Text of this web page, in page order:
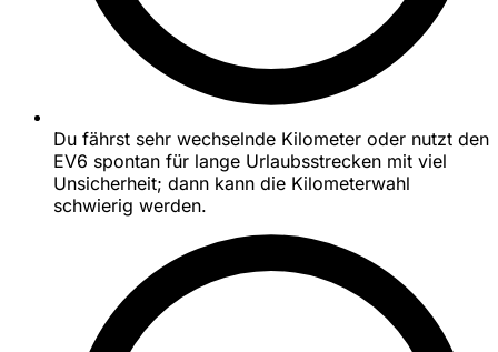
Du fährst sehr wechselnde Kilometer oder nutzt den
EV6 spontan für lange Urlaubsstrecken mit viel
Unsicherheit; dann kann die Kilometerwahl
schwierig werden.